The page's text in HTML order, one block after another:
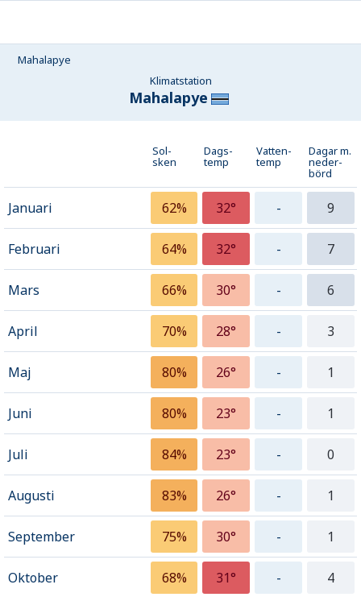
Mahalapye
Klimatstation
Mahalapye
Sol-
sken
Dags-
temp
Vatten-
temp
Dagar m.
neder­
börd
Januari 62% 32° - 9
Februari 64% 32° - 7
Mars 66% 30° - 6
April 70% 28° - 3
Maj 80% 26° - 1
Juni 80% 23° - 1
Juli 84% 23° - 0
Augusti 83% 26° - 1
September 75% 30° - 1
Oktober 68% 31° - 4